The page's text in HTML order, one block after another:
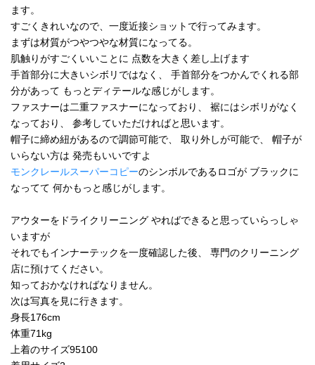
ます。
すごくきれいなので、一度近接ショットで行ってみます。
まずは材質がつやつやな材質になってる。
肌触りがすごくいいことに 点数を大きく差し上げます
手首部分に大きいシボリではなく、 手首部分をつかんでくれる部
分があって もっとディテールな感じがします。
ファスナーは二重ファスナーになっており、 裾にはシボリがなく
なっており、 参考していただければと思います。
帽子に締め紐があるので調節可能で、 取り外しが可能で、 帽子が
いらない方は 発売もいいですよ
モンクレールスーパーコピーのシンボルであるロゴが ブラックに
なってて 何かもっと感じがします。
アウターをドライクリーニング やればできると思っていらっしゃ
いますが
それでもインナーテックを一度確認した後、 専門のクリーニング
店に預けてください。
知っておかなければなりません。
次は写真を見に行きます。
身長176cm
体重71kg
上着のサイズ95100